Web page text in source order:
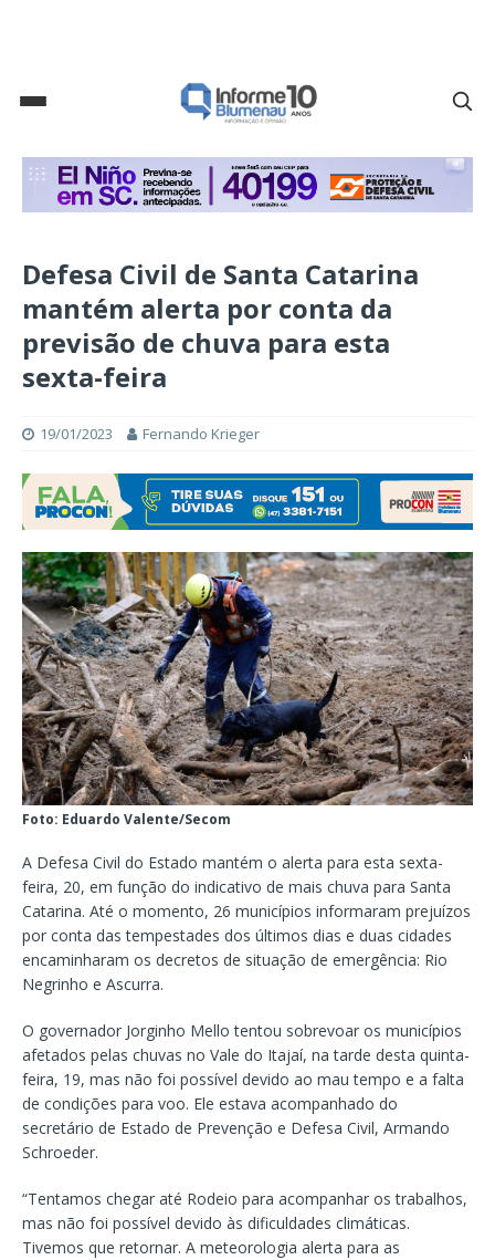
Defesa Civil de Santa Catarina
mantém alerta por conta da
previsão de chuva para esta
sexta-feira
19/01/2023 Fernando Krieger
Foto: Eduardo Valente/Secom
A Defesa Civil do Estado mantém o alerta para esta sexta-
feira, 20, em função do indicativo de mais chuva para Santa
Catarina. Até o momento, 26 municípios informaram prejuízos
por conta das tempestades dos últimos dias e duas cidades
encaminharam os decretos de situação de emergência: Rio
Negrinho e Ascurra.
O governador Jorginho Mello tentou sobrevoar os municípios
afetados pelas chuvas no Vale do Itajaí, na tarde desta quinta-
feira, 19, mas não foi possível devido ao mau tempo e a falta
de condições para voo. Ele estava acompanhado do
secretário de Estado de Prevenção e Defesa Civil, Armando
Schroeder.
“Tentamos chegar até Rodeio para acompanhar os trabalhos,
mas não foi possível devido às dificuldades climáticas.
Tivemos que retornar. A meteorologia alerta para as